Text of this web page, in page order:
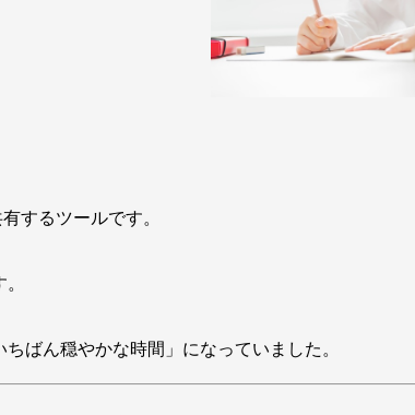
するツールです。
ばん穏やかな時間」になっていました。